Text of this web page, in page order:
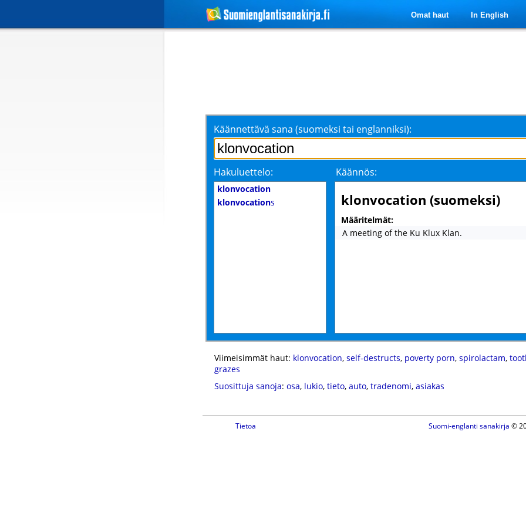
Omat haut In English
Käännettävä sana (suomeksi tai englanniksi):
Hakuluettelo: Käännös:
klonvocation
klonvocations klonvocation (suomeksi)
Määritelmät:
A meeting of the Ku Klux Klan.
Viimeisimmät haut: klonvocation, self-destructs, poverty porn, spirolactam,
grazes
Suosittuja sanoja: osa, lukio, tieto, auto, tradenomi, asiakas
Tietoa Suomi-englanti sanakirja ©